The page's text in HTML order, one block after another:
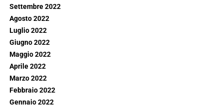
Settembre 2022
Agosto 2022
Luglio 2022
Giugno 2022
Maggio 2022
Aprile 2022
Marzo 2022
Febbraio 2022
Gennaio 2022